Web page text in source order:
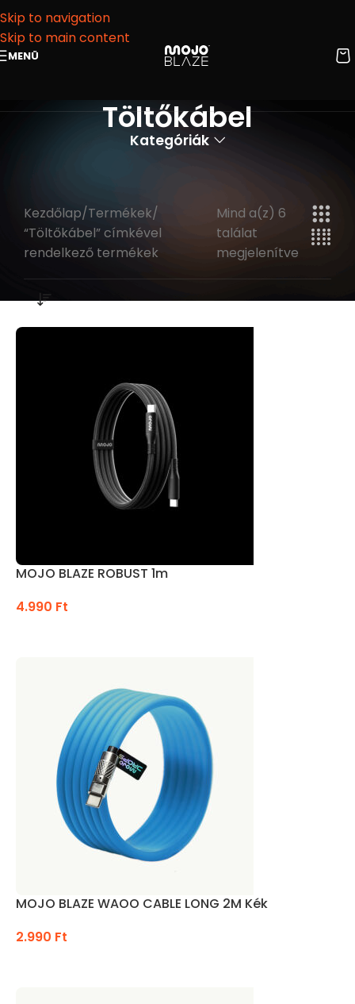
Skip to navigation
Skip to main content
MENÜ
Töltőkábel
Kategóriák
Kezdőlap Termékek
“Töltőkábel” címkével
rendelkező termékek
Mind a(z) 6
találat
megjelenítve
MOJO BLAZE ROBUST 1m
4.990 Ft
MOJO BLAZE WAOO CABLE LONG 2M Kék
2.990 Ft